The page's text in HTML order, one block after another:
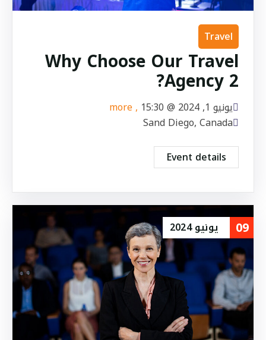
Travel
Why Choose Our Travel
Agency 2?
يونيو 1, 2024 @ 15:30
, more
Sand Diego, Canada
Event details
09 يونيو2024